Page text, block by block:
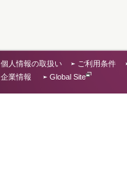
個人情報の取扱い
ご利用条件
企業情報
Global Site